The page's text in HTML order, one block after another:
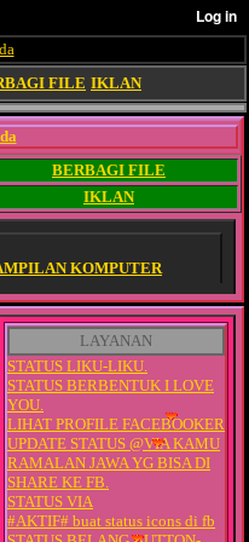
FILE IKLAN
BERBAGI FILE
IKLAN
KOMPUTER
LAYANAN
STATUS LIKU-LIKU.
STATUS BERBENTUK I LOVE
YOU.
LIHAT PROFILE FACEBOOKER
UPDATE STATUS @VIA KAMU
RAMALAN JAWA YG BISA DI
SHARE KE FB.
STATUS VIA
#AKTIF# buat status icons di fb